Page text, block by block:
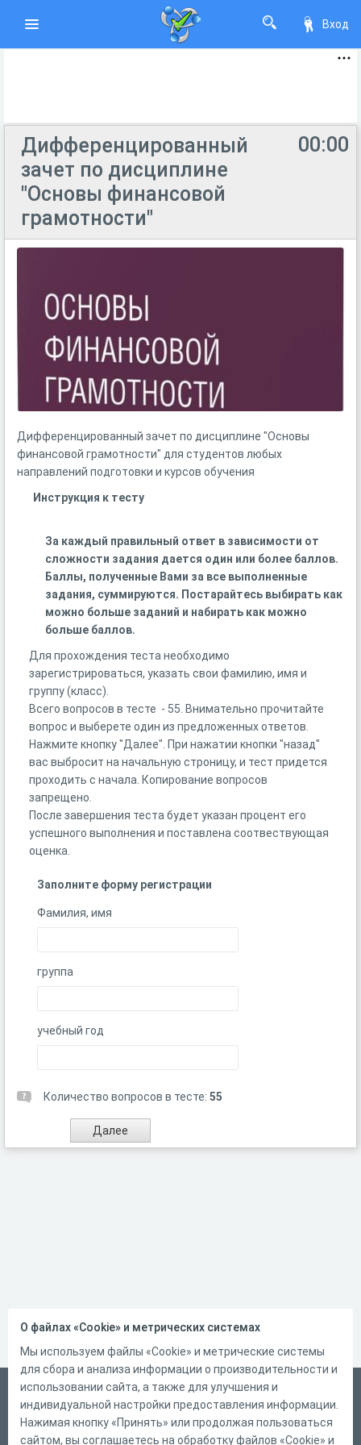
Вход
00:00
Дифференцированный
зачет по дисциплине
"Основы финансовой
грамотности"
Дифференцированный зачет по дисциплине "Основы
финансовой грамотности" для студентов любых
направлений подготовки и курсов обучения
Инструкция к тесту
За каждый правильный ответ в зависимости от
сложности задания дается один или более баллов.
Баллы, полученные Вами за все выполненные
задания, суммируются. Постарайтесь выбирать как
можно больше заданий и набирать как можно
больше баллов.
Для прохождения теста необходимо
зарегистрироваться, указать свои фамилию, имя и
группу (класс).
Всего вопросов в тесте - 55. Внимательно прочитайте
вопрос и выберете один из предложенных ответов.
Нажмите кнопку "Далее". При нажатии кнопки "назад"
вас выбросит на начальную строницу, и тест придется
проходить с начала. Копирование вопросов
запрещено.
После завершения теста будет указан процент его
успешного выполнения и поставлена соотвествующая
оценка.
Заполните форму регистрации
Фамилия, имя
группа
учебный год
Количество вопросов в тесте: 55
Русский
Справка
О файлах «Cookie» и метрических системах
Мы используем файлы «Cookie» и метрические системы
для сбора и анализа информации о производительности и
использовании сайта, а также для улучшения и
индивидуальной настройки предоставления информации.
Нажимая кнопку «Принять» или продолжая пользоваться
сайтом, вы соглашаетесь на обработку файлов «Cookie» и